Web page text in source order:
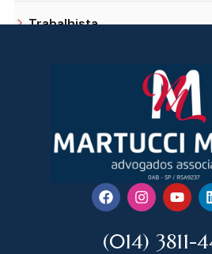
Trabalhista
(014)